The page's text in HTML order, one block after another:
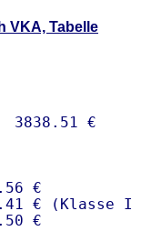
VKA, Tabelle
€
€ (Klasse I)
€